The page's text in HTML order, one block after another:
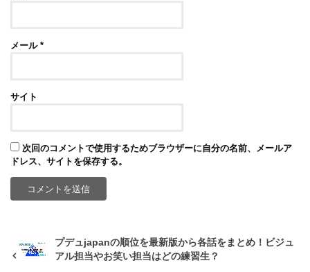
メール*
サイト
次回のコメントで使用するためブラウザーに自分の名前、メールア
ドレス、サイトを保存する。
プデュjapanの順位を最新版から各話をまとめ！ビジュ
アル担当やお笑い担当はどの練習生？